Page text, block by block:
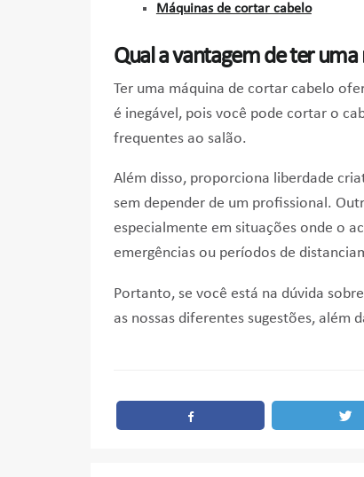
Máquinas de cortar cabelo
Qual a vantagem de ter
Ter uma máquina de cortar cabelo
é inegável, pois você pode cortar o
frequentes ao salão.
Além disso, proporciona liberdade
sem depender de um profissional.
especialmente em situações onde o
emergências ou períodos de
Portanto, se você está na dúvida
as nossas diferentes sugestões, além